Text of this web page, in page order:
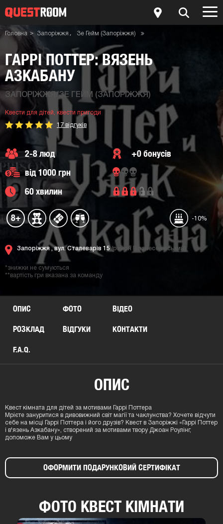
Головна Запоріжжя
Зе Гейм (Запоріжжя)
Квести для дітей
Квести пригоди
Квест-кімната Гаррі Поттер: Вязень Азкабану
ГАРРІ ПОТТЕР: ВЯЗЕНЬ
АЗКАБАНУ
ЗАПОРІЖЖЯ/ЗЕ ГЕЙМ (ЗАПОРІЖЖЯ)
Квести для дітей, квести пригоди
17 відгуків
2-8 люд
+0 бонусів
від 1000 грн
60 хвилин
8+ -10%
Запоріжжя ,вул. Сталеварів 15 (район Вознесенівський)
*знижки не сумуються
**вартість гри вказана за команду
ОПИС ФОТО ВІДЕО
РОЗКЛАД ВІДГУКИ КОНТАКТИ
F.A.Q.
ОПИС
Квест кімната для дітей за мотивами Гаррі Поттера
Мрієте зануритися в дивовижний світ магії та чаклунства? Хочете відчути
себе на місці Гаррі Поттера і його друзів? Квест в Запоріжжі «Гаррі Поттер
і в'язень Азкабану», створений за мотивами твору Джоан Роулінг,
допоможе Вам у цьому
ОФОРМИТИ ПОДАРУНКОВИЙ СЕРТИФІКАТ
ФОТО КВЕСТ КІМНАТИ